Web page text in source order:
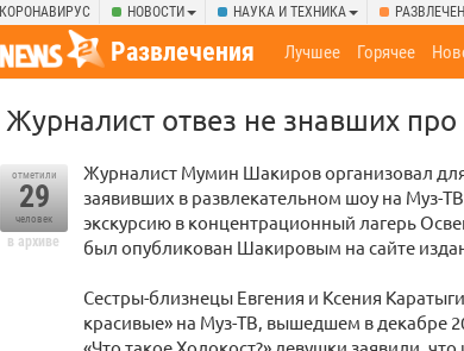
КОРОНАВИРУС НОВОСТИ НАУКА И ТЕХНИКА
Развлечения Лучшее Горячее
Журналист отвез не знавших
отметили
29
человек
в архиве
Журналист Мумин Шакиров организовал
заявивших в развлекательном шоу на Муз-
экскурсию в концентрационный лагерь
был опубликован Шакировым на сайте
Сестры-близнецы Евгения и Ксения
красивые» на Муз-ТВ, вышедшем в декабре